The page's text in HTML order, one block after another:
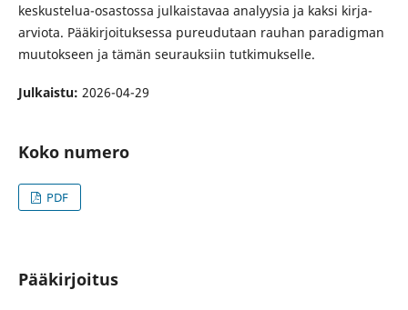
keskustelua-osastossa julkaistavaa analyysia ja kaksi kirja-
arviota. Pääkirjoituksessa pureudutaan rauhan paradigman
muutokseen ja tämän seurauksiin tutkimukselle.
Julkaistu: 2026-04-29
Koko numero
PDF
Pääkirjoitus